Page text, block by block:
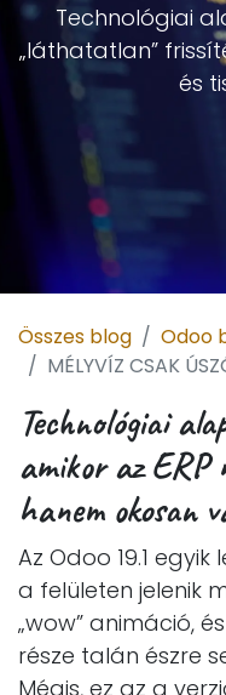
Technológiai
„láthatatlan”
és
Összes blog
Odoo
MÉLYVÍZ CSAK
Technológiai
amikor az ERP
hanem okosan
Az Odoo 19.1
a felületen jelenik
„wow” animáció,
része talán észre
Mégis, ez az a